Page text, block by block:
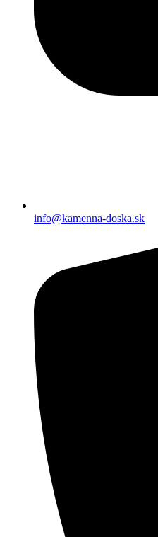
info@kamenna-doska.sk